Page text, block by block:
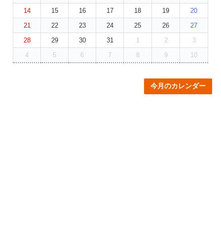
14
15 16 17 18 19
20
21
22 23 24 25 26
27
28
29 30 31 1 2
3
4
5 6 7 8 9 10
今月のカレンダー